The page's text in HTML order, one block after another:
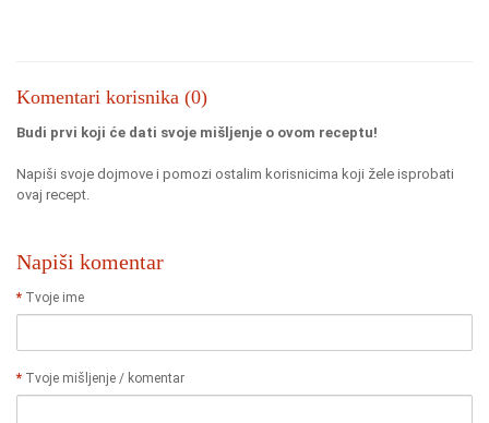
Komentari korisnika (0)
Budi prvi koji će dati svoje mišljenje o ovom receptu!
Napiši svoje dojmove i pomozi ostalim korisnicima koji žele isprobati
ovaj recept.
Napiši komentar
Tvoje ime
Tvoje mišljenje / komentar